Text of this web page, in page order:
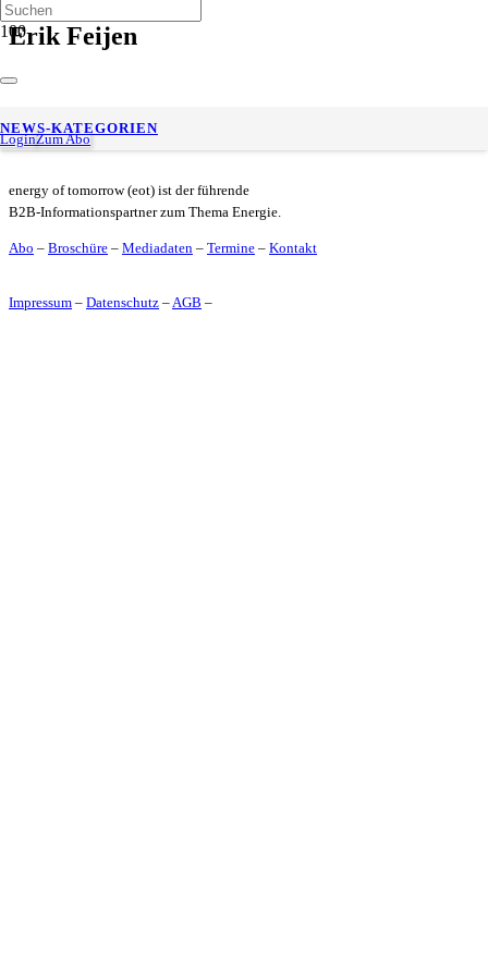
LoginZum Abo
NEWS-KATEGORIEN
Erik Feijen
Neue Köpfe im BDH-Vorstand
energy of tomorrow (eot) ist der führende
B2B-Informationspartner zum Thema Energie.
Abo – Broschüre – Mediadaten – Termine – Kontakt
Impressum – Datenschutz –AGB –